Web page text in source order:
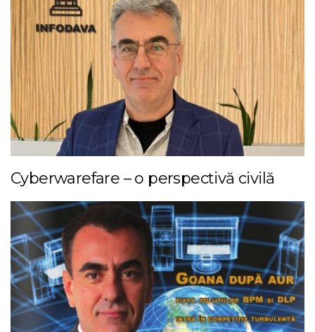
Cyberwarefare – o perspectivă civilă